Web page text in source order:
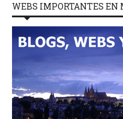
WEBS IMPORTANTES EN